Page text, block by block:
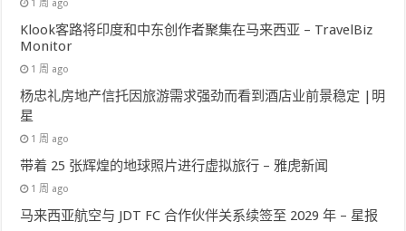
1 周 ago
Klook客路将印度和中东创作者聚集在马来西亚 – TravelBiz
Monitor
1 周 ago
杨忠礼房地产信托因旅游需求强劲而看到酒店业前景稳定 |明
星
1 周 ago
带着 25 张辉煌的地球照片进行虚拟旅行 – 雅虎新闻
1 周 ago
马来西亚航空与 JDT FC 合作伙伴关系续签至 2029 年 – 星报